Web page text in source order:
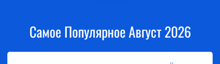
Самое Популярное Август 2026